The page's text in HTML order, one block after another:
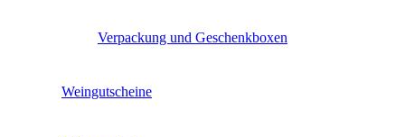
Verpackung und Geschenkboxen
Weingutscheine